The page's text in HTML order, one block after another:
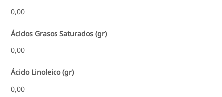
0,00
Ácidos Grasos Saturados (gr)
0,00
Ácido Linoleico (gr)
0,00